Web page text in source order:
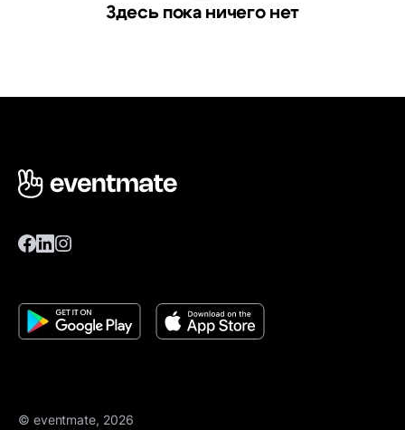
Здесь пока ничего нет
© eventmate, 2026